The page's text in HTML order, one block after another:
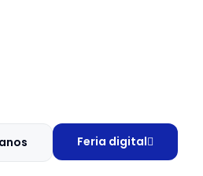
Feria digital